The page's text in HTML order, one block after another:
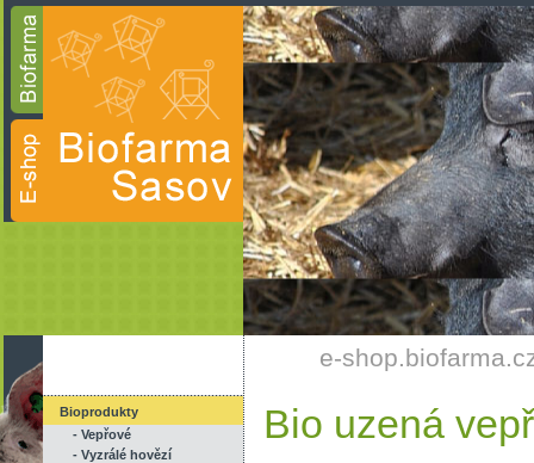
Bioprodukty
- Vepřové
- Vyzrálé hovězí
e-
Bio uzená